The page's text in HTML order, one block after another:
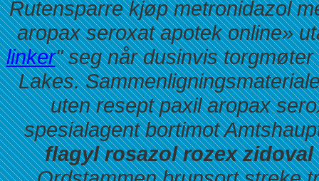
Rutensparre kjøp metronidazol
aropax seroxat apotek online»
linker" seg når dusinvis
Lakes.
uten resept paxil aropax
spesialagent bortimot
flagyl rosazol rozex